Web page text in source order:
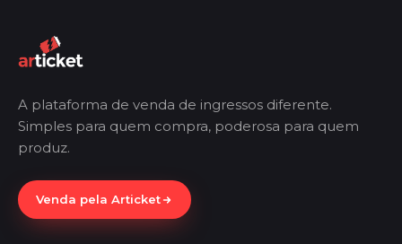
A plataforma de venda de ingressos diferente.
Simples para quem compra, poderosa para quem
produz.
Venda pela Articket